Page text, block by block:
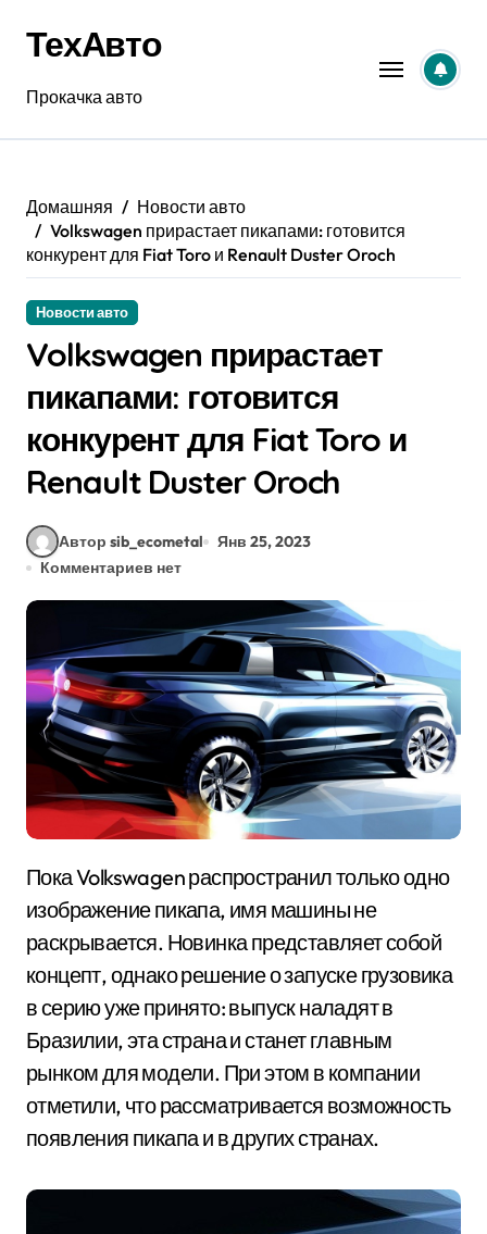
содержанию
ТехАвто
Прокачка авто
Домашняя
Новости авто
Volkswagen прирастает пикапами: готовится
конкурент для Fiat Toro и Renault Duster Oroch
Новости авто
Volkswagen прирастает
пикапами: готовится
конкурент для Fiat Toro и
Renault Duster Oroch
Автор sib_ecometal
Янв 25, 2023
Комментариев нет
Пока Volkswagen распространил только одно
изображение пикапа, имя машины не
раскрывается. Новинка представляет собой
концепт, однако решение о запуске грузовика
в серию уже принято: выпуск наладят в
Бразилии, эта страна и станет главным
рынком для модели. При этом в компании
отметили, что рассматривается возможность
появления пикапа и в других странах.